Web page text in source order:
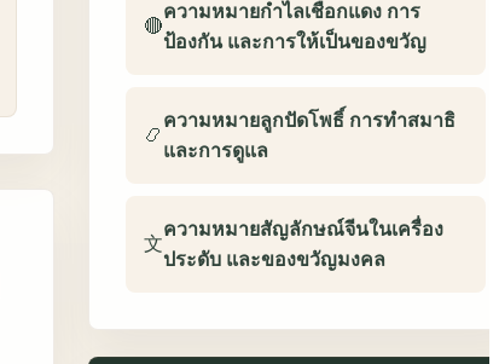
🔴
ความหมายกำไลเชือกแดง การ
ป้องกัน และการให้เป็นของขวัญ
📿
ความหมายลูกปัดโพธิ์ การทำสมาธิ
และการดูแล
文
ความหมายสัญลักษณ์จีนในเครื่อง
ประดับ และของขวัญมงคล